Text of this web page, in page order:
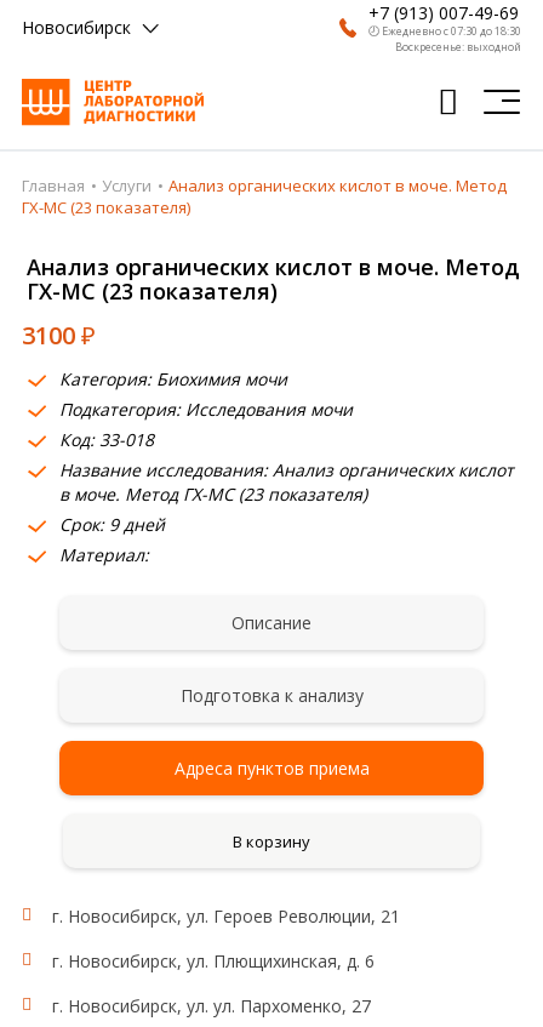
Новосибирск
+7 (913) 007-49-69
🕗 Ежедневно с 07:30 до 18:30
Воскресенье: выходной
Главная
Врачи
Получить результат
Пациентам
О компании
Где сдать
Партнерам
Главная Услуги
Анализ органических кислот в моче. Метод
ГХ-МС (23 показателя)
Анализ органических кислот в моче. Метод
ГХ-МС (23 показателя)
3100₽
Категория: Биохимия мочи
Подкатегория: Исследования мочи
Код: 33-018
Название исследования: Анализ органических кислот
в моче. Метод ГХ-МС (23 показателя)
Срок: 9 дней
Материал:
Описание
Подготовка к анализу
Адреса пунктов приема
В корзину
г. Новосибирск, ул. Героев Революции, 21
г. Новосибирск, ул. Плющихинская, д. 6
г. Новосибирск, ул. ул. Пархоменко, 27